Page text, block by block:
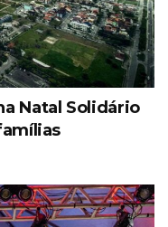
Natal Solidário